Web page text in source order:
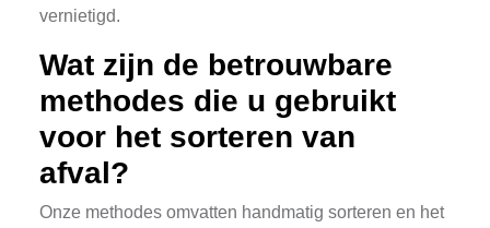
vernietigd.
Wat zijn de betrouwbare
methodes die u gebruikt
voor het sorteren van
afval?
Onze methodes omvatten handmatig sorteren en het